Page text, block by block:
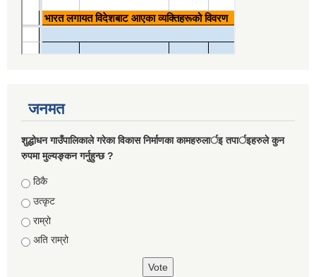
जनमत
शुद्धोधन गाउँपालिकाले गरेका विकास निर्माणका कामहरुलार्इ तपार्इहरुले कुन
रुपमा मुल्यङ्कन गर्नुहुन्छ ?
Choices
ठिकै
उत्कृट
राम्रो
अति राम्रो